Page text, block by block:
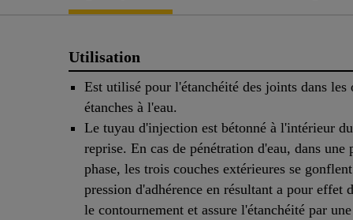
Utilisation
Est utilisé pour l'étanchéité des joints dans les
étanches à l'eau.
Le tuyau d'injection est bétonné à l'intérieur
reprise. En cas de pénétration d'eau, dans une
phase, les trois couches extérieures se
pression d'adhérence en résultant a pour effet
le contournement et assure l'étanchéité par